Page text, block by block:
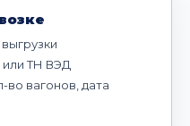
или ТН ВЭД
во вагонов, дата